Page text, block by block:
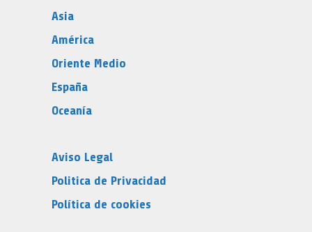
Asia
América
Oriente Medio
España
Oceanía
Aviso Legal
Politica de Privacidad
Política de cookies